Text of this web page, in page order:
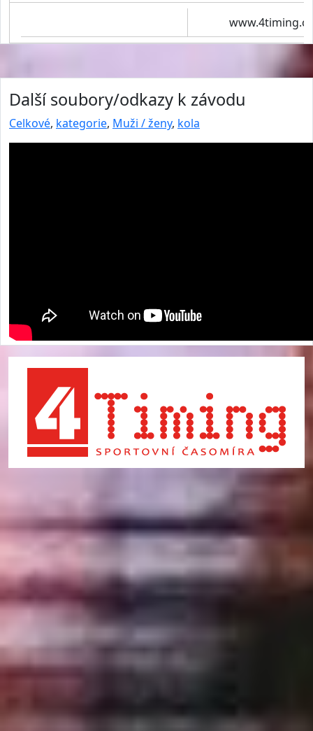
www.4timing.cz
Další soubory/odkazy k závodu
Celkové, kategorie, Muži / ženy, kola